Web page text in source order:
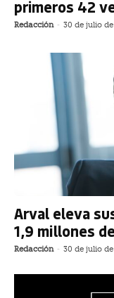
primeros 42
Redacción - 30 de julio
Arval eleva
1,9 millones
Redacción - 30 de julio